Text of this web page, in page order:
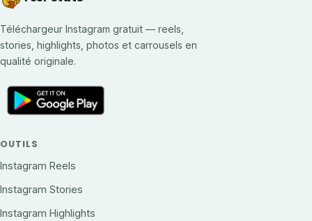
Téléchargeur Instagram gratuit — reels,
stories, highlights, photos et carrousels en
qualité originale.
OUTILS
Instagram Reels
Instagram Stories
Instagram Highlights